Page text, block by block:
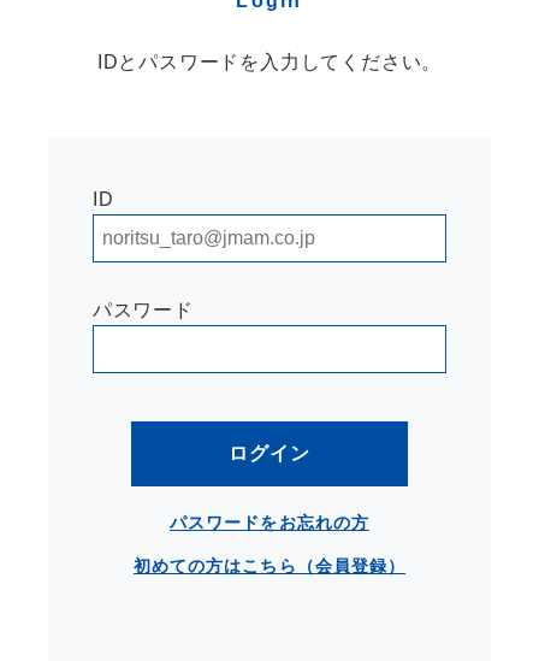
IDとパスワードを入力してください。
ID
パスワード
ログイン
パスワードをお忘れの方
初めての方はこちら（会員登録）